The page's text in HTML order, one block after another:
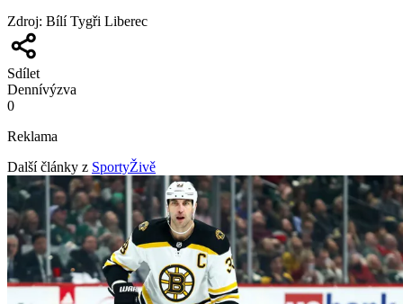
Zdroj: Bílí Tygři Liberec
Sdílet
Dennívýzva
0
Reklama
Další články z SportyŽivě